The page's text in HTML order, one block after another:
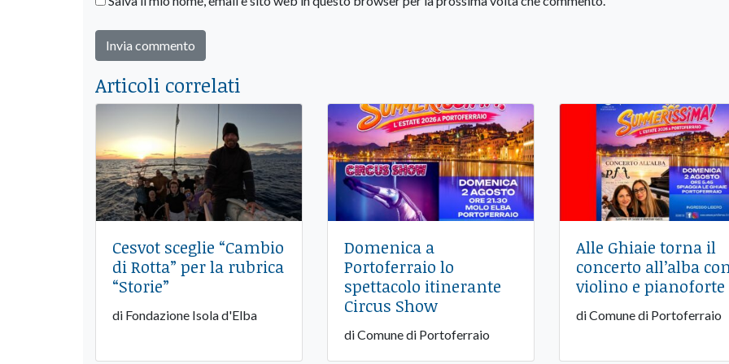
Articoli correlati
Cesvot sceglie “Cambio
di Rotta” per la rubrica
“Storie”
di Fondazione Isola d'Elba
Domenica a
Portoferraio lo
spettacolo itinerante
Circus Show
di Comune di Portoferraio
Alle Ghiaie torna il
concerto all’alba
violino e pianoforte
di Comune di Portoferraio